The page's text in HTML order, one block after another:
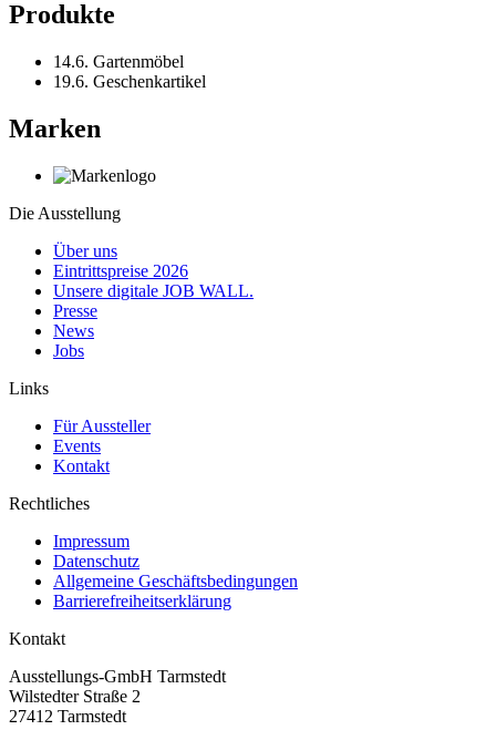
Produkte
14.6. Gartenmöbel
19.6. Geschenkartikel
Marken
Die Ausstellung
Über uns
Eintrittspreise 2026
Unsere digitale JOB WALL.
Presse
News
Jobs
Links
Für Aussteller
Events
Kontakt
Rechtliches
Impressum
Datenschutz
Allgemeine Geschäftsbedingungen
Barrierefreiheitserklärung
Kontakt
Ausstellungs-GmbH Tarmstedt
Wilstedter Straße 2
27412 Tarmstedt